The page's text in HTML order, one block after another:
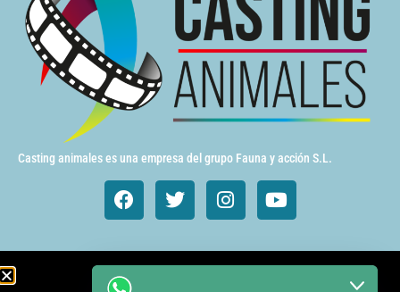
Casting animales es una empresa del grupo Fauna y acción S.L.
Animales de cine y TV